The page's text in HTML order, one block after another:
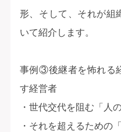
形、そして、それが組
いて紹介します。
事例③後継者を怖れる
す経営者
・世代交代を阻む「人
・それを超えるための